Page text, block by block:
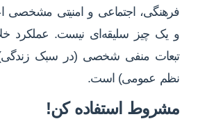
فرهنگی، اجتماعی و امنیتی
و یک چیز سلیقه‌ای نیست. عملکرد
تبعات منفی شخصی (در سبک زندگی)
نظم عمومی) است.
مشروط استفاده کن!